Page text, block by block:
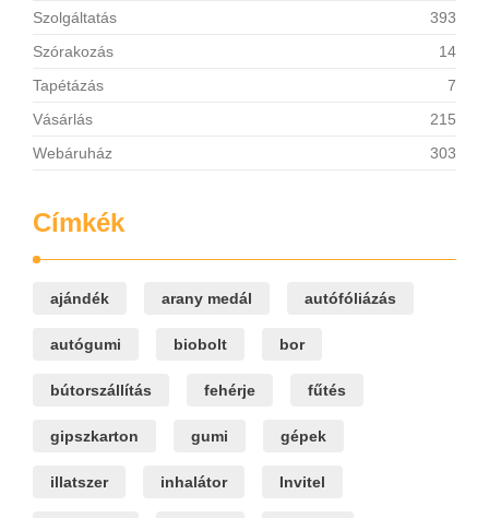
Szolgáltatás
393
Szórakozás
14
Tapétázás
7
Vásárlás
215
Webáruház
303
Címkék
ajándék arany medál autófóliázás
autógumi biobolt bor
bútorszállítás fehérje fűtés
gipszkarton gumi gépek
illatszer inhalátor Invitel